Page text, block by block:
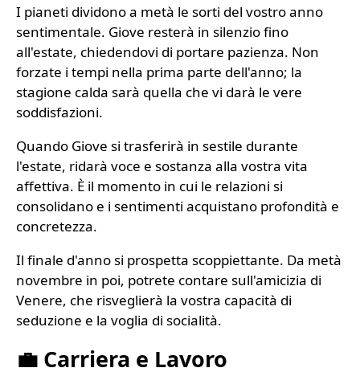
I pianeti dividono a metà le sorti del vostro anno
sentimentale. Giove resterà in silenzio fino
all'estate, chiedendovi di portare pazienza. Non
forzate i tempi nella prima parte dell'anno; la
stagione calda sarà quella che vi darà le vere
soddisfazioni.
Quando Giove si trasferirà in sestile durante
l'estate, ridarà voce e sostanza alla vostra vita
affettiva. È il momento in cui le relazioni si
consolidano e i sentimenti acquistano profondità e
concretezza.
Il finale d'anno si prospetta scoppiettante. Da metà
novembre in poi, potrete contare sull'amicizia di
Venere, che risveglierà la vostra capacità di
seduzione e la voglia di socialità.
💼 Carriera e Lavoro